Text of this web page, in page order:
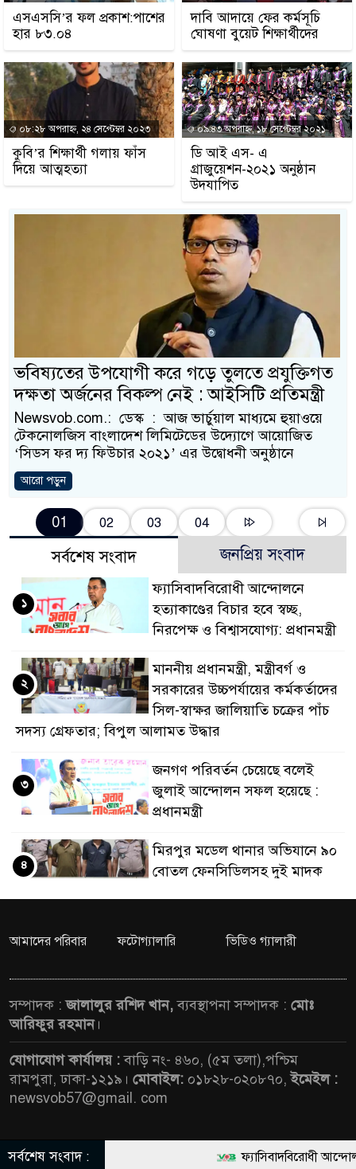
এসএসসি’র ফল প্রকাশ:পাশের
হার ৮৩.০৪
দাবি আদায়ে ফের কর্মসূচি
ঘোষণা বুয়েট শিক্ষার্থীদের
০৮:২৮ অপরাহ্ন, ২৪ সেপ্টেম্বর ২০২৩
কুবি’র শিক্ষার্থী গলায় ফাঁস
দিয়ে আত্মহত্যা
০৯:৪৩ অপরাহ্ন, ১৮ সেপ্টেম্বর ২০২১
ডি আই এস- এ
গ্রাজুয়েশন-২০২১ অনুষ্ঠান
উদযাপিত
ভবিষ্যতের উপযোগী করে গড়ে তুলতে প্রযুক্তিগত
দক্ষতা অর্জনের বিকল্প নেই : আইসিটি প্রতিমন্ত্রী
Newsvob.com.: ডেস্ক : আজ ভার্চুয়াল মাধ্যমে হুয়াওয়ে
টেকনোলজিস বাংলাদেশ লিমিটেডের উদ্যোগে আয়োজিত
‘সিডস ফর দ্য ফিউচার ২০২১’ এর উদ্বোধনী অনুষ্ঠানে
আরো পড়ুন
01 02 03 04
সর্বশেষ সংবাদ জনপ্রিয় সংবাদ
ফ্যাসিবাদবিরোধী আন্দোলনে
হত্যাকাণ্ডের বিচার হবে স্বচ্ছ,
নিরপেক্ষ ও বিশ্বাসযোগ্য: প্রধানমন্ত্রী
১
মাননীয় প্রধানমন্ত্রী, মন্ত্রীবর্গ ও
সরকারের উচ্চপর্যায়ের কর্মকর্তাদের
সিল-স্বাক্ষর জালিয়াতি চক্রের পাঁচ
সদস্য গ্রেফতার; বিপুল আলামত উদ্ধার
২
জনগণ পরিবর্তন চেয়েছে বলেই
জুলাই আন্দোলন সফল হয়েছে :
প্রধানমন্ত্রী
৩
মিরপুর মডেল থানার অভিযানে ৯০
বোতল ফেনসিডিলসহ দুই মাদক
৪
২৮ লাখ টাকার জাল নোটসহ
দুইজনকে গ্রেফতার করেছে গুলশান
৫
যেকোনো সময় বেনজীরের
৬
নেতৃত্ব ও গণতন্ত্রের মূর্তমান প্রতীক
বেগম খালেদা জিয়া : তথ্যমন্ত্রী
৭
যে ভাবে ডেভিড ইমনের কাছে
আমাদের পরিবার ফটোগ্যালারি ভিডিও গ্যালারী
সম্পাদক :জালালুর রশিদ খান,ব্যবস্থাপনা সম্পাদক : মোঃ
আরিফুর রহমান।
যোগাযোগ কার্যালয় :বাড়ি নং- ৪৬০, (৫ম তলা),পশ্চিম
রামপুরা, ঢাকা-১২১৯। মোবাইল: ০১৮২৮-০২০৮৭০,ইমেইল :
newsvob57@gmail. com
© All rights reserved © News Voice of Bangladesh |
সর্বশেষ সংবাদ : ফ্যাসিবাদবিরোধী